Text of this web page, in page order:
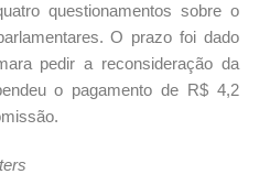
questionamentos sobre o
O prazo foi dado
pedir a reconsideração da
o pagamento de R$ 4,2